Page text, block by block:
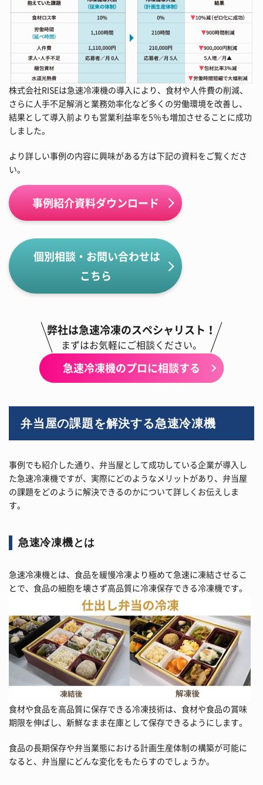
株式会社RISEは急速冷凍機の導入により、食材や人件費の削減、
さらに人手不足解消と業務効率化など多くの労働環境を改善し、
結果として導入前よりも営業利益率を5％も増加させることに成功
しました。
より詳しい事例の内容に興味がある方は下記の資料をご覧くださ
い。
事例紹介資料ダウンロード
個別相談・お問い合わせは
こちら
弊社は急速冷凍のスペシャリスト！
まずはお気軽にご相談ください。
急速冷凍機のプロに相談する
弁当屋の課題を解決する急速冷凍機
事例でも紹介した通り、弁当屋として成功している企業が導入し
た急速冷凍機ですが、実際にどのようなメリットがあり、弁当屋
の課題をどのように解決できるのかについて詳しくお伝えしま
す。
急速冷凍機とは
急速冷凍機とは、食品を緩慢冷凍より極めて急速に凍結させるこ
とで、食品の細胞を壊さず高品質に冷凍保存できる冷凍機です。
食材や食品を高品質に保存できる冷凍技術は、食材や食品の賞味
期限を伸ばし、新鮮なまま在庫として保存できるようにします。
食品の長期保存や弁当業態における計画生産体制の構築が可能に
なると、弁当屋にどんな変化をもたらすのでしょうか。